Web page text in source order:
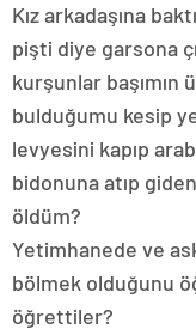
Kız arkadaşına
pişti diye garsona
kurşunlar
bulduğumu kesip
levyesini kapıp
bidonuna atıp
öldüm?
Yetimhanede ve
bölmek olduğunu
öğrettiler?